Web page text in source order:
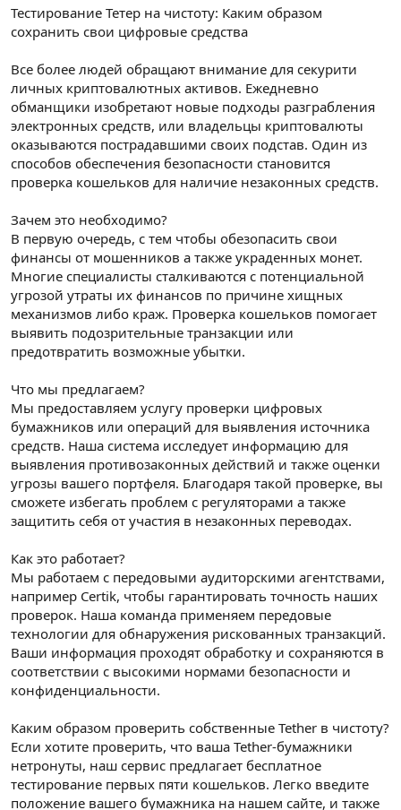
n
i
Тестирование Тетер на чистоту: Каким образом
сохранить свои цифровые средства
Все более людей обращают внимание для секурити
личных криптовалютных активов. Ежедневно
обманщики изобретают новые подходы разграбления
электронных средств, или владельцы криптовалюты
оказываются пострадавшими своих подстав. Один из
способов обеспечения безопасности становится
проверка кошельков для наличие незаконных средств.
Зачем это необходимо?
В первую очередь, с тем чтобы обезопасить свои
финансы от мошенников а также украденных монет.
Многие специалисты сталкиваются с потенциальной
угрозой утраты их финансов по причине хищных
механизмов либо краж. Проверка кошельков помогает
выявить подозрительные транзакции или
предотвратить возможные убытки.
Что мы предлагаем?
Мы предоставляем услугу проверки цифровых
бумажников или операций для выявления источника
средств. Наша система исследует информацию для
выявления противозаконных действий и также оценки
угрозы вашего портфеля. Благодаря такой проверке, вы
сможете избегать проблем с регуляторами а также
защитить себя от участия в незаконных переводах.
Как это работает?
Мы работаем с передовыми аудиторскими агентствами,
например Certik, чтобы гарантировать точность наших
проверок. Наша команда применяем передовые
технологии для обнаружения рискованных транзакций.
Ваши информация проходят обработку и сохраняются в
соответствии с высокими нормами безопасности и
конфиденциальности.
Каким образом проверить собственные Tether в чистоту?
Если хотите проверить, что ваша Tether-бумажники
нетронуты, наш сервис предлагает бесплатное
тестирование первых пяти кошельков. Легко введите
положение вашего бумажника на нашем сайте, и также